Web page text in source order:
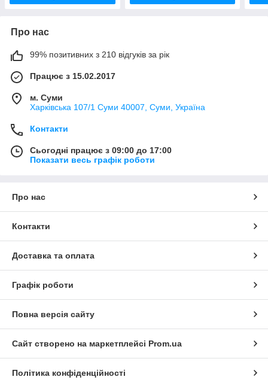
Про нас
99% позитивних з 210 відгуків за рік
Працює з 15.02.2017
м. Суми
Харківська 107/1 Суми 40007, Суми, Україна
Контакти
Сьогодні працює з 09:00 до 17:00
Показати весь графік роботи
Про нас
Контакти
Доставка та оплата
Графік роботи
Повна версія сайту
Сайт створено на маркетплейсі Prom.ua
Політика конфіденційності